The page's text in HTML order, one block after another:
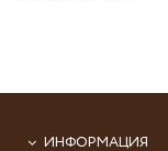
ИНФОРМАЦИЯ